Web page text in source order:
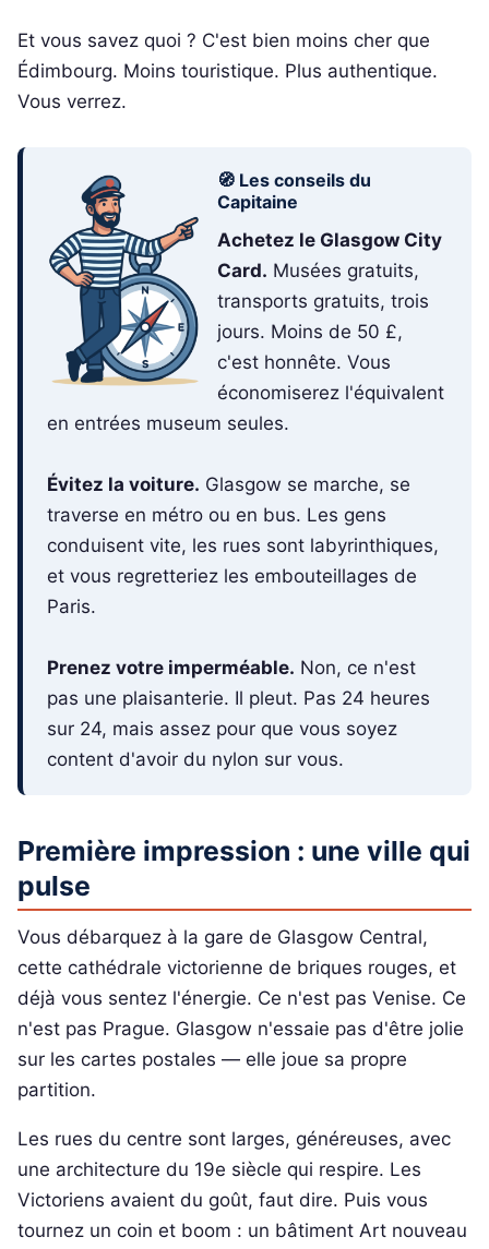
Et vous savez quoi ? C'est bien moins cher que
Édimbourg. Moins touristique. Plus authentique.
Vous verrez.
🧭 Les conseils du
Capitaine
Achetez le Glasgow City
Card. Musées gratuits,
transports gratuits, trois
jours. Moins de 50 £,
c'est honnête. Vous
économiserez l'équivalent
en entrées museum seules.
Évitez la voiture. Glasgow se marche, se
traverse en métro ou en bus. Les gens
conduisent vite, les rues sont labyrinthiques,
et vous regretteriez les embouteillages de
Paris.
Prenez votre imperméable. Non, ce n'est
pas une plaisanterie. Il pleut. Pas 24 heures
sur 24, mais assez pour que vous soyez
content d'avoir du nylon sur vous.
Première impression : une ville qui
pulse
Vous débarquez à la gare de Glasgow Central,
cette cathédrale victorienne de briques rouges, et
déjà vous sentez l'énergie. Ce n'est pas Venise. Ce
n'est pas Prague. Glasgow n'essaie pas d'être jolie
sur les cartes postales — elle joue sa propre
partition.
Les rues du centre sont larges, généreuses, avec
une architecture du 19e siècle qui respire. Les
Victoriens avaient du goût, faut dire. Puis vous
tournez un coin et boom : un bâtiment Art nouveau